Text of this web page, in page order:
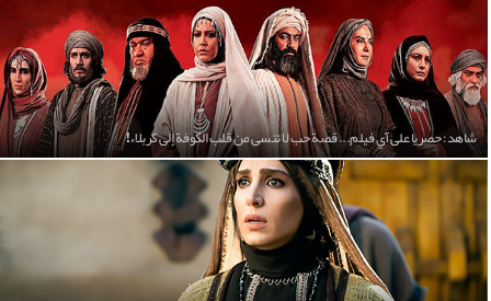
شاهد: حصريا على آي فيلم... قصة حب لا تنسى من قلب الكوفة إلى كربلاء!